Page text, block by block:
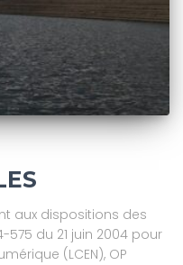
aux dispositions des
575 du 21 juin 2004 pour
(LCEN), OP